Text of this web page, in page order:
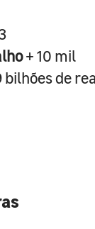
+ 10 mil
bilhões de